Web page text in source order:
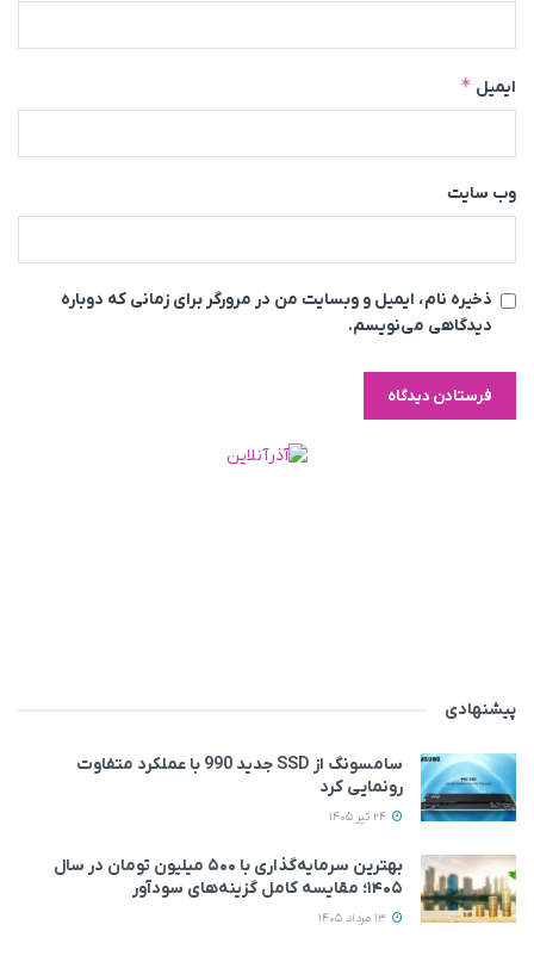
ایمیل *
وب‌ سایت
ذخیره نام، ایمیل و وبسایت من در مرورگر برای زمانی که دوباره
دیدگاهی می‌نویسم.
پیشنهادی
سامسونگ از SSD جدید 990 با عملکرد متفاوت
رونمایی کرد
بهترین سرمایه‌گذاری با ۵۰۰ میلیون تومان در سال
۱۴۰۵؛ مقایسه کامل گزینه‌های سودآور